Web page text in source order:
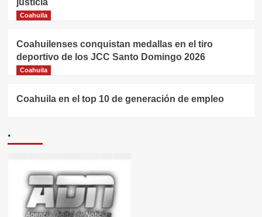
Coahuila
Coahuilenses conquistan medallas en el tiro
deportivo de los JCC Santo Domingo 2026
Coahuila
Coahuila en el top 10 de generación de empleo
.